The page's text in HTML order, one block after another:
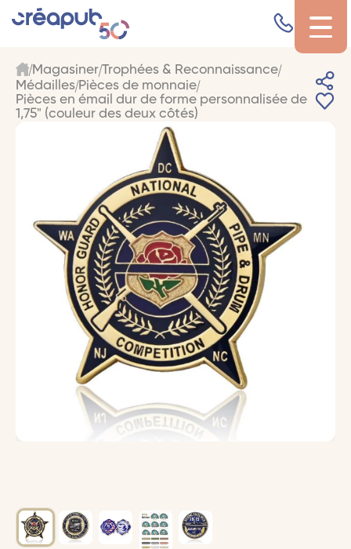
Magasiner Trophées & Reconnaissance
Médailles Pièces de monnaie
Pièces en émail dur de forme personnalisée de
1,75" (couleur des deux côtés)